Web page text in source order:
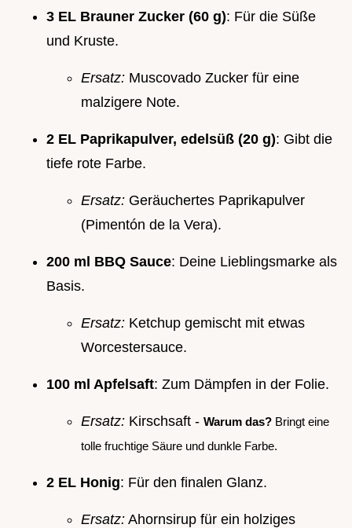
3 EL Brauner Zucker (60 g): Für die Süße
und Kruste.
Ersatz: Muscovado Zucker für eine
malzigere Note.
2 EL Paprikapulver, edelsüß (20 g): Gibt die
tiefe rote Farbe.
Ersatz: Geräuchertes Paprikapulver
(Pimentón de la Vera).
200 ml BBQ Sauce: Deine Lieblingsmarke als
Basis.
Ersatz: Ketchup gemischt mit etwas
Worcestersauce.
100 ml Apfelsaft: Zum Dämpfen in der Folie.
Ersatz: Kirschsaft - Warum das? Bringt eine
tolle fruchtige Säure und dunkle Farbe.
2 EL Honig: Für den finalen Glanz.
Ersatz: Ahornsirup für ein holziges